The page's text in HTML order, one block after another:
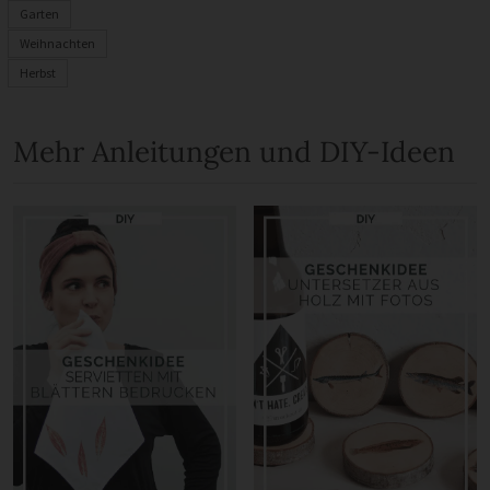
Garten
Weihnachten
Herbst
Mehr Anleitungen und DIY-Ideen